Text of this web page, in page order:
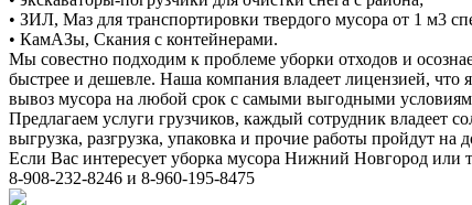
• ЗИЛ, Маз для транспортировки твердого мусора от 1 м3
• КамАЗы, Скания с контейнерами.
Мы совестно подходим к проблеме уборки отходов и
быстрее и дешевле. Наша компания владеет лицензией, что
вывоз мусора на любой срок с самыми выгодными
Предлагаем услуги грузчиков, каждый сотрудник владеет
выгрузка, разгрузка, упаковка и прочие работы пройдут
Если Вас интересует уборка мусора Нижний Новгород
8-908-232-8246 и 8-960-195-8475